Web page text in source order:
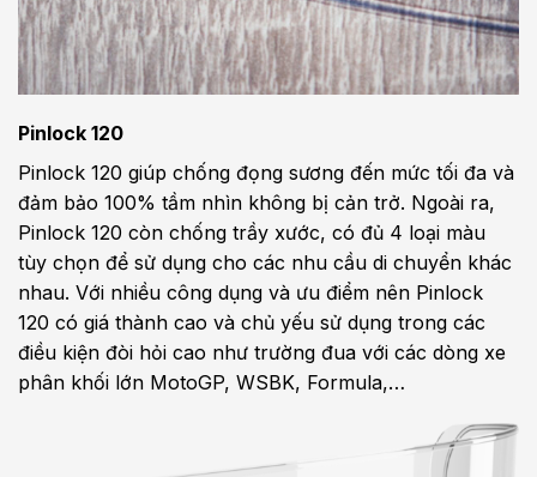
Pinlock 120
Pinlock 120 giúp chống đọng sương đến mức tối đa và
đảm bảo 100% tầm nhìn không bị cản trở. Ngoài ra,
Pinlock 120 còn chống trầy xước, có đủ 4 loại màu
tùy chọn để sử dụng cho các nhu cầu di chuyển khác
nhau. Với nhiều công dụng và ưu điểm nên Pinlock
120 có giá thành cao và chủ yếu sử dụng trong các
điều kiện đòi hỏi cao như trường đua với các dòng xe
phân khối lớn MotoGP, WSBK, Formula,…